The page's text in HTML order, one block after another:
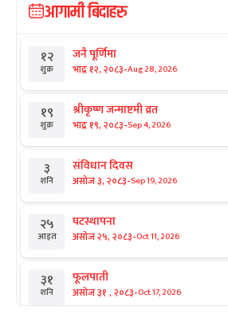
आगामी बिदाहरु
१२
शुक्र
जनै पूर्णिमा
भाद्र १२, २०८३-Aug 28, 2026
१९
शुक्र
श्रीकृष्ण जन्माष्टमी व्रत
भाद्र १९, २०८३-Sep 4, 2026
३
शनि
संविधान दिवस
असोज ३, २०८३-Sep 19, 2026
२५
आइत
घटस्थापना
असोज २५, २०८३-Oct 11, 2026
३१
शनि
फूलपाती
असोज ३१ , २०८३-Oct 17, 2026